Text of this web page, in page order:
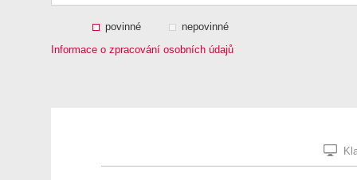
povinné
nepovinné
Informace o zpracování osobních údajů